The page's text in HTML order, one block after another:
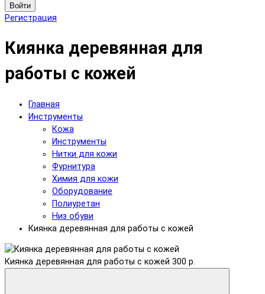
Войти
Регистрация
Киянка деревянная для
работы с кожей
Главная
Инструменты
Кожа
Инструменты
Нитки для кожи
Фурнитура
Химия для кожи
Оборудование
Полиуретан
Низ обуви
Киянка деревянная для работы с кожей
Киянка деревянная для работы с кожей 300 р.